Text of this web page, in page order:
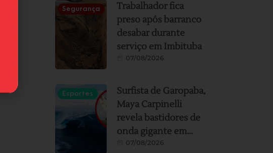
Segurança
Trabalhador fica
preso após barranco
desabar durante
serviço em Imbituba
07/08/2026
Esportes
Surfista de Garopaba,
Maya Carpinelli
revela bastidores de
onda gigante em
Teahupoo:
07/08/2026